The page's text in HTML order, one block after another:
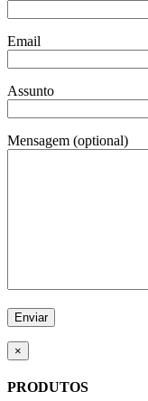
Email
Assunto
Mensagem (optional)
×
PRODUTOS